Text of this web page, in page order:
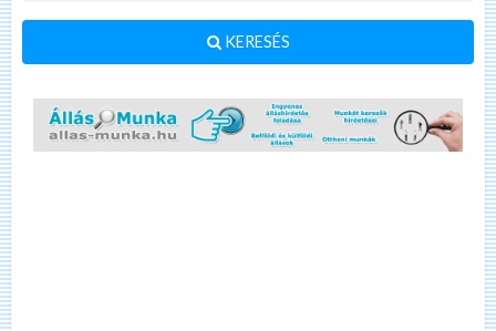
KERESÉS